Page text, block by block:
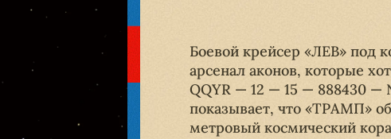
Боевой крейсер «ЛЕВ» под
арсенал аконов, которые
QQYR — 12 — 15 — 888430 —
показывает, что «ТРАМП»
метровый космический